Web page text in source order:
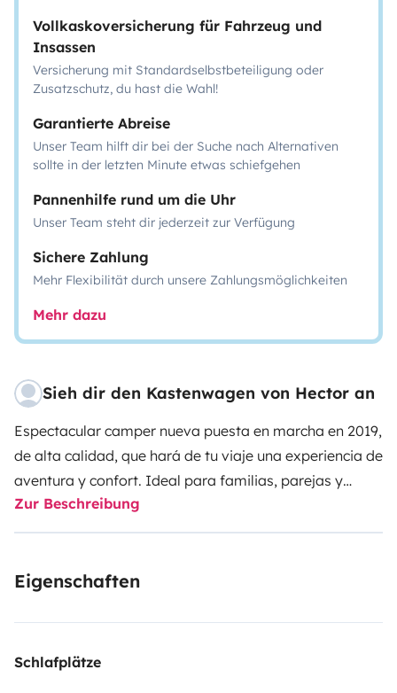
Vollkaskoversicherung für Fahrzeug und
Insassen
Versicherung mit Standardselbstbeteiligung oder
Zusatzschutz, du hast die Wahl!
Garantierte Abreise
Unser Team hilft dir bei der Suche nach Alternativen
sollte in der letzten Minute etwas schiefgehen
Pannenhilfe rund um die Uhr
Unser Team steht dir jederzeit zur Verfügung
Sichere Zahlung
Mehr Flexibilität durch unsere Zahlungsmöglichkeiten
Mehr dazu
Sieh dir den Kastenwagen von Hector an
Espectacular camper nueva puesta en marcha en 2019,
de alta calidad, que hará de tu viaje una experiencia de
aventura y confort. Ideal para familias, parejas y
salidas con amigos.
Descubre con ella paisajes, montañas, lagos , playas y
lalibertad de viajar sin límite.
facilidad. A su vez, su interior espacioso y cuidado te
Zur Beschreibung
Eigenschaften
Schlafplätze